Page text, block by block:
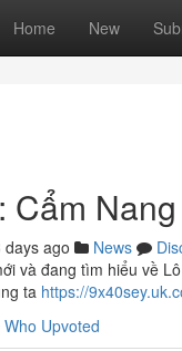
Home New
Cẩm
days ago News
và đang tìm hiểu về
ta https://
Who Upvoted